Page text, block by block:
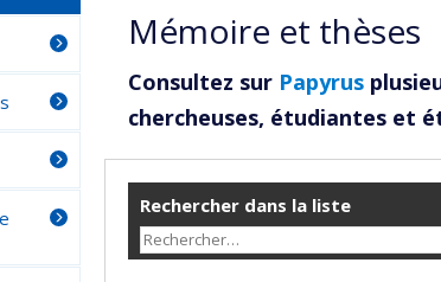
Mémoire et thèses
Consultez sur Papyrus
chercheuses, étudiantes et
Rechercher dans la liste